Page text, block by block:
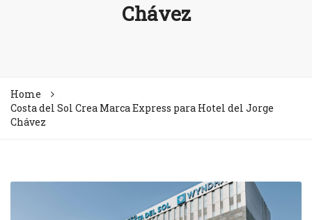
Chávez
Home
Costa del Sol Crea Marca Express para Hotel del Jorge
Chávez